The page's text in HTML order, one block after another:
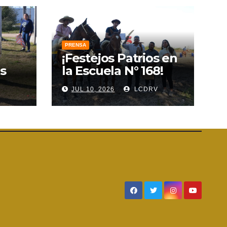
PRENSA
¡Festejos Patrios en
la Escuela N° 168!
JUL 10, 2026 LCDRV